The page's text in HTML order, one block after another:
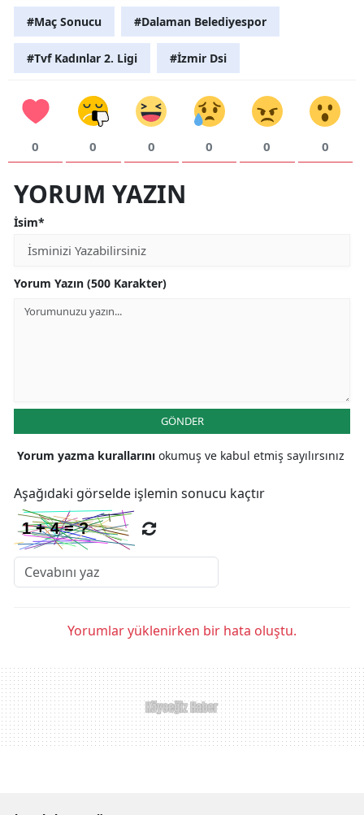
#Maç Sonucu #Dalaman Belediyespor
#Tvf Kadınlar 2. Ligi #İzmir Dsi
0 0 0 0 0 0
YORUM YAZIN
İsim*
Yorum Yazın (500 Karakter)
GÖNDER
Yorum yazma kurallarını okumuş ve kabul etmiş sayılırsınız
Aşağıdaki görselde işlemin sonucu kaçtır
Yorumlar yüklenirken bir hata oluştu.